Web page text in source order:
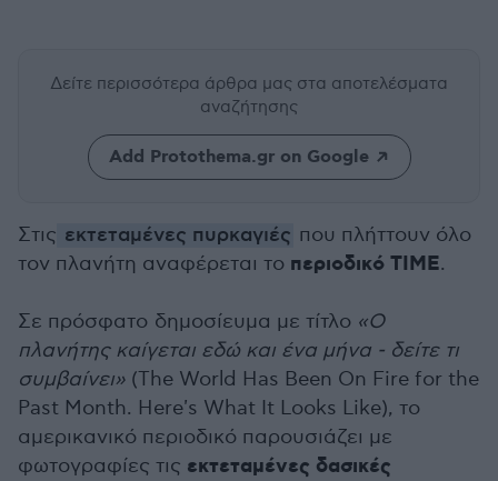
Δείτε περισσότερα άρθρα μας στα αποτελέσματα
αναζήτησης
Add Protothema.gr on Google
Στις εκτεταμένες πυρκαγιές που πλήττουν όλο
τον πλανήτη αναφέρεται το περιοδικό TIME.
Σε πρόσφατο δημοσίευμα με τίτλο «Ο
πλανήτης καίγεται εδώ και ένα μήνα - δείτε τι
συμβαίνει» (The World Has Been On Fire for the
Past Month. Here's What It Looks Like), το
αμερικανικό περιοδικό παρουσιάζει με
φωτογραφίες τις εκτεταμένες δασικές